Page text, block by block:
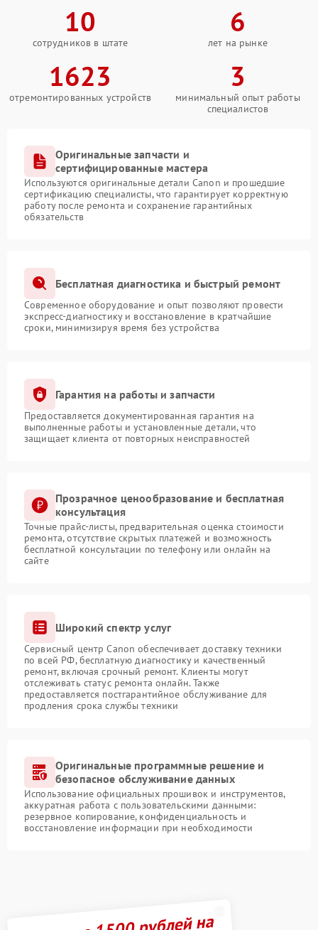
10
сотрудников в штате
6
лет на рынке
1623
отремонтированных устройств
3
минимальный опыт работы
специалистов
Оригинальные запчасти и
сертифицированные мастера
Используются оригинальные детали Canon и прошедшие
сертификацию специалисты, что гарантирует корректную
работу после ремонта и сохранение гарантийных
обязательств
Бесплатная диагностика и быстрый ремонт
Современное оборудование и опыт позволяют провести
экспресс-диагностику и восстановление в кратчайшие
сроки, минимизируя время без устройства
Гарантия на работы и запчасти
Предоставляется документированная гарантия на
выполненные работы и установленные детали, что
защищает клиента от повторных неисправностей
Прозрачное ценообразование и бесплатная
консультация
Точные прайс-листы, предварительная оценка стоимости
ремонта, отсутствие скрытых платежей и возможность
бесплатной консультации по телефону или онлайн на
сайте
Широкий спектр услуг
Сервисный центр Canon обеспечивает доставку техники
по всей РФ, бесплатную диагностику и качественный
ремонт, включая срочный ремонт. Клиенты могут
отслеживать статус ремонта онлайн. Также
предоставляется постгарантийное обслуживание для
продления срока службы техники
Оригинальные программные решение и
безопасное обслуживание данных
Использование официальных прошивок и инструментов,
аккуратная работа с пользовательскими данными:
резервное копирование, конфиденциальность и
восстановление информации при необходимости